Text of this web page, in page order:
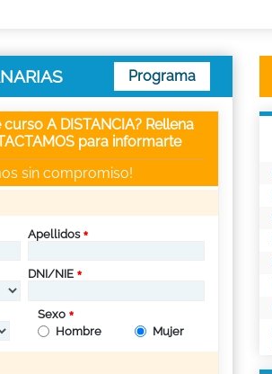
Programa
A DISTANCIA? Rellena
para informarte
sin compromiso!
Apellidos
DNI/NIE
Sexo
Hombre
Mujer